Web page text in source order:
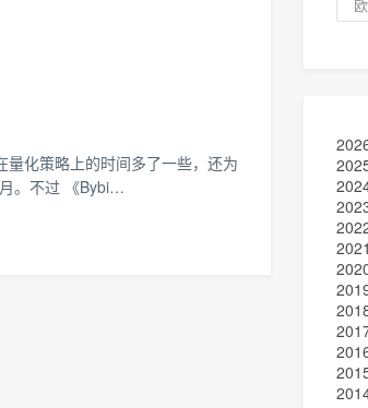
量化策略上的时间多了一些，还为
。不过 《Bybi…
2021